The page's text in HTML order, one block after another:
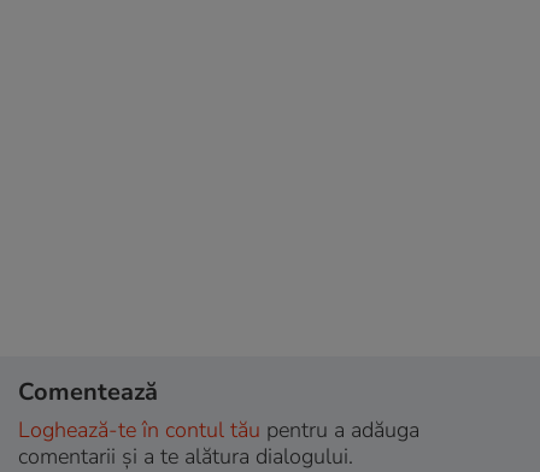
Comentează
Loghează-te în contul tău pentru a adăuga
comentarii și a te alătura dialogului.